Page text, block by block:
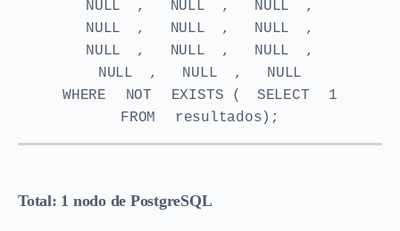
NULL , NULL , NULL
,
NULL
, NULL , NULL
,
NULL
, NULL , NULL
,
NULL
, NULL ,
NULL
WHERE
NOT EXISTS ( SELECT
1
FROM
resultados);
Total: 1 nodo de PostgreSQL